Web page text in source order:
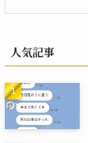
人気記事